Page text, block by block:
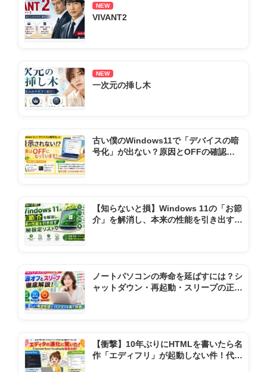
NEW
VIVANT2
NEW
一次元の挿し木
古い僕のWindows11で「デバイスの暗
号化」が出ない？原因とOFFの確認方
【知らないと損】Windows 11の「お節
介」を解消し、本来の性能を引き出す極
ノートパソコンの寿命を延ばすには？シ
ャットダウン・再起動・スリープの正し
【衝撃】10年ぶりにHTMLを書いたら名
作「エディフリ」が起動しない件！代わ